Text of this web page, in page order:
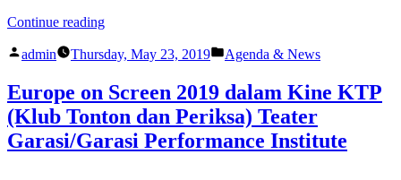
Continue reading“CABARET
:
VOL.
I”
Posted
admin Thursday, May 23, 2019
Posted
Agenda & News
Europe on Screen 2019 dalam Kine KTP
(Klub Tonton dan Periksa) Teater
Garasi/Garasi Performance Institute